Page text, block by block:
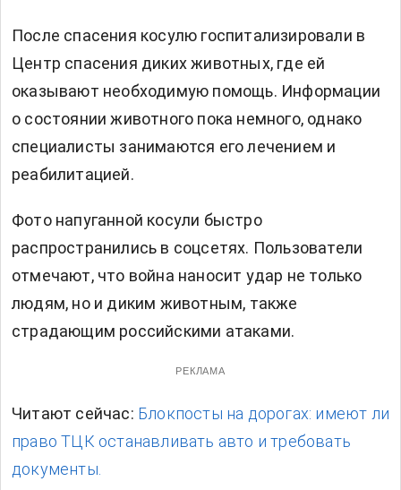
После спасения косулю госпитализировали в
Центр спасения диких животных, где ей
оказывают необходимую помощь. Информации
о состоянии животного пока немного, однако
специалисты занимаются его лечением и
реабилитацией.
Фото напуганной косули быстро
распространились в соцсетях. Пользователи
отмечают, что война наносит удар не только
людям, но и диким животным, также
страдающим российскими атаками.
РЕКЛАМА
Читают сейчас: Блокпосты на дорогах: имеют ли
право ТЦК останавливать авто и требовать
документы.